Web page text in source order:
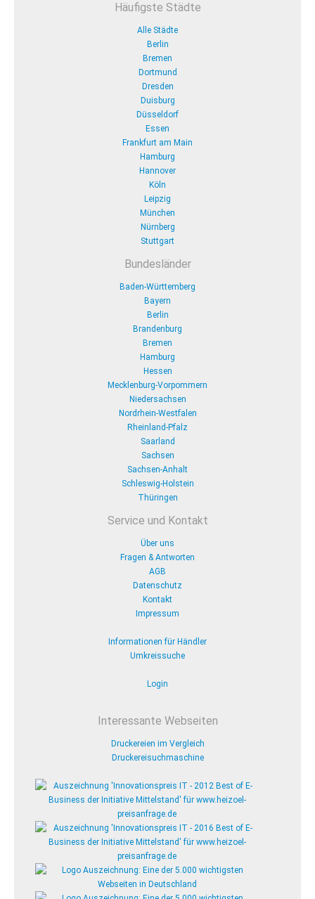
Häufigste Städte
Alle Städte
Berlin
Bremen
Dortmund
Dresden
Duisburg
Düsseldorf
Essen
Frankfurt am Main
Hamburg
Hannover
Köln
Leipzig
München
Nürnberg
Stuttgart
Bundesländer
Baden-Württemberg
Bayern
Berlin
Brandenburg
Bremen
Hamburg
Hessen
Mecklenburg-Vorpommern
Niedersachsen
Nordrhein-Westfalen
Rheinland-Pfalz
Saarland
Sachsen
Sachsen-Anhalt
Schleswig-Holstein
Thüringen
Service und Kontakt
Über uns
Fragen & Antworten
AGB
Datenschutz
Kontakt
Impressum
Informationen für Händler
Umkreissuche
Login
Interessante Webseiten
Druckereien im Vergleich
Druckereisuchmaschine